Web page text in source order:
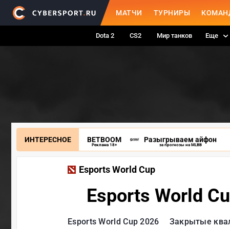
МАТЧИ ТУРНИРЫ
Dota 2 CS2 Мир танков Еще
ИНТЕРЕСНОЕ BETBOOM
Реклама 18+
Разыгрываем айфон
за прогнозы на MLBB
Esports World Cup
Esports World
Esports World Cup 2026 Закрытые